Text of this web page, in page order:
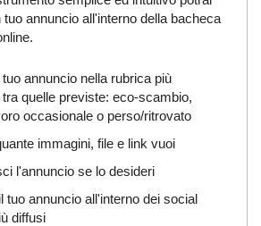
tuo annuncio all'interno della bacheca
annuncio nella rubrica più
quelle previste: eco-scambio,
occasionale o perso/ritrovato
immagini, file e link vuoi
l'annuncio se lo desideri
tuo annuncio all'interno dei social
diffusi